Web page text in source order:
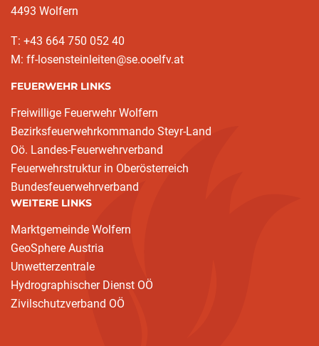
4493 Wolfern
T: +43 664 750 052 40
M: ff-losensteinleiten@se.ooelfv.at
FEUERWEHR LINKS
Freiwillige Feuerwehr Wolfern
Bezirksfeuerwehrkommando Steyr-Land
Oö. Landes-Feuerwehrverband
Feuerwehrstruktur in Oberösterreich
Bundesfeuerwehrverband
WEITERE LINKS
Marktgemeinde Wolfern
GeoSphere Austria
Unwetterzentrale
Hydrographischer Dienst OÖ
Zivilschutzverband OÖ